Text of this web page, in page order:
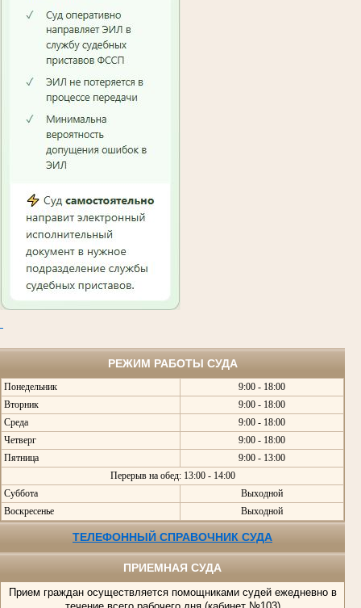
РЕЖИМ РАБОТЫ СУДА
Понедельник
9:00 - 18:00
Вторник
9:00 - 18:00
Среда
9:00 - 18:00
Четверг
9:00 - 18:00
Пятница
9:00 - 13:00
Перерыв на обед: 13:00 - 14:00
Суббота
Выходной
Воскресенье
Выходной
ТЕЛЕФОННЫЙ СПРАВОЧНИК СУДА
ПРИЕМНАЯ СУДА
Прием граждан осуществляется помощниками судей ежедневно в